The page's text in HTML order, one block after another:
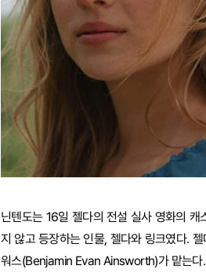
닌텐도는 16일 젤다의 전설 실사 영화의
지 않고 등장하는 인물, 젤다와 링크였다.
워스(Benjamin Evan Ainsworth)가 맡는다.